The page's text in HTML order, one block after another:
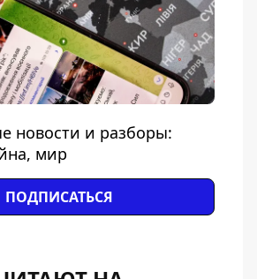
новости и разборы:
мир
ПОДПИСАТЬСЯ